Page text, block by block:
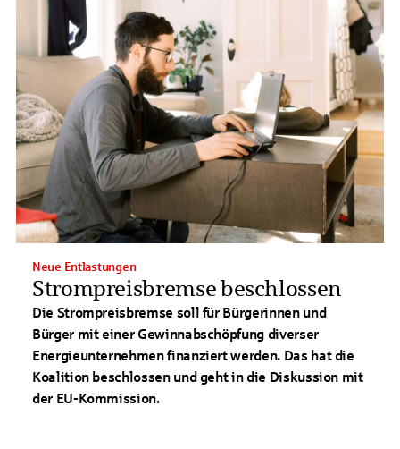
Strompreisbremse beschlossen
Neue Entlastungen
Die Strompreisbremse soll für Bürgerinnen und
Bürger mit einer Gewinnabschöpfung diverser
Energieunternehmen finanziert werden. Das hat die
Koalition beschlossen und geht in die Diskussion mit
der EU-Kommission.